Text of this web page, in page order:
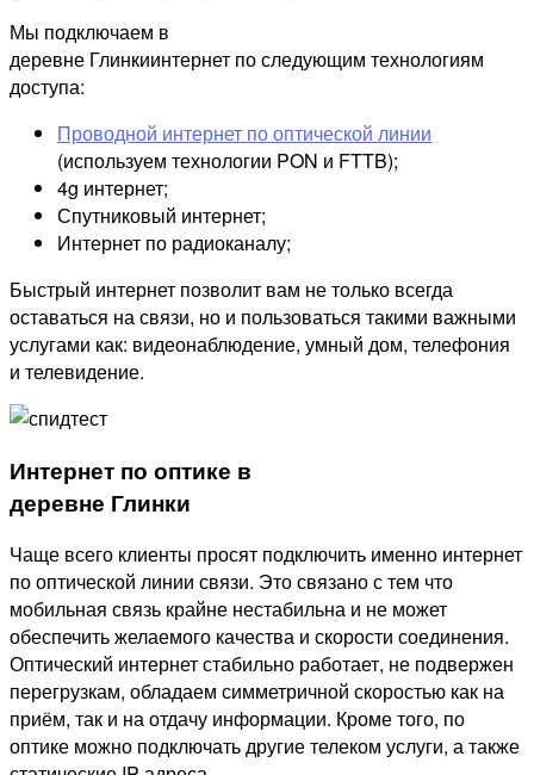
Мы подключаем в
деревне Глинкиинтернет по следующим технологиям
доступа:
Проводной интернет по оптической линии
(используем технологии PON и FTTB);
4g интернет;
Спутниковый интернет;
Интернет по радиоканалу;
Быстрый интернет позволит вам не только всегда
оставаться на связи, но и пользоваться такими важными
услугами как: видеонаблюдение, умный дом, телефония
и телевидение.
Интернет по оптике в
деревне Глинки
Чаще всего клиенты просят подключить именно интернет
по оптической линии связи. Это связано с тем что
мобильная связь крайне нестабильна и не может
обеспечить желаемого качества и скорости соединения.
Оптический интернет стабильно работает, не подвержен
перегрузкам, обладаем симметричной скоростью как на
приём, так и на отдачу информации. Кроме того, по
оптике можно подключать другие телеком услуги, а также